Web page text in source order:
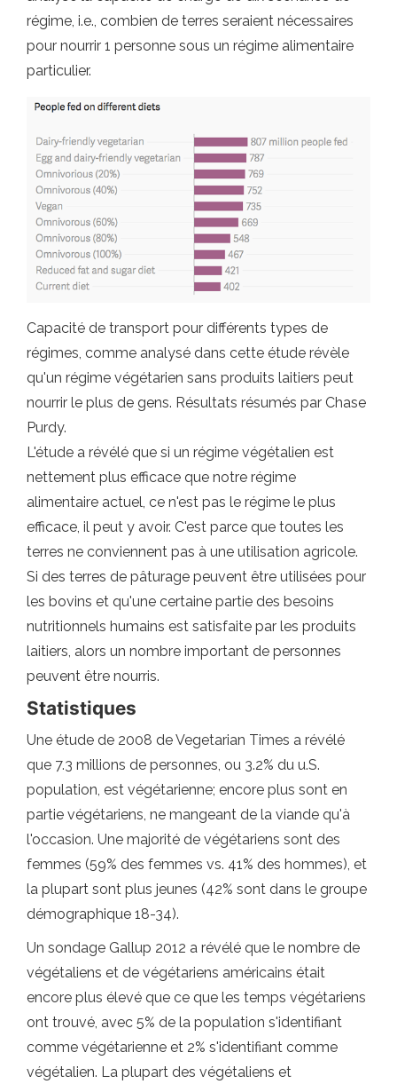
régime, i.e., combien de terres seraient nécessaires
pour nourrir 1 personne sous un régime alimentaire
particulier.
Capacité de transport pour différents types de
régimes, comme analysé dans cette étude révèle
qu'un régime végétarien sans produits laitiers peut
nourrir le plus de gens. Résultats résumés par Chase
Purdy.
L'étude a révélé que si un régime végétalien est
nettement plus efficace que notre régime
alimentaire actuel, ce n'est pas le régime le plus
efficace, il peut y avoir. C'est parce que toutes les
terres ne conviennent pas à une utilisation agricole.
Si des terres de pâturage peuvent être utilisées pour
les bovins et qu'une certaine partie des besoins
nutritionnels humains est satisfaite par les produits
laitiers, alors un nombre important de personnes
peuvent être nourris.
Statistiques
Une étude de 2008 de Vegetarian Times a révélé
que 7.3 millions de personnes, ou 3.2% du u.S.
population, est végétarienne; encore plus sont en
partie végétariens, ne mangeant de la viande qu'à
l'occasion. Une majorité de végétariens sont des
femmes (59% des femmes vs. 41% des hommes), et
la plupart sont plus jeunes (42% sont dans le groupe
démographique 18-34).
Un sondage Gallup 2012 a révélé que le nombre de
végétaliens et de végétariens américains était
encore plus élevé que ce que les temps végétariens
ont trouvé, avec 5% de la population s'identifiant
comme végétarienne et 2% s'identifiant comme
végétalien. La plupart des végétaliens et